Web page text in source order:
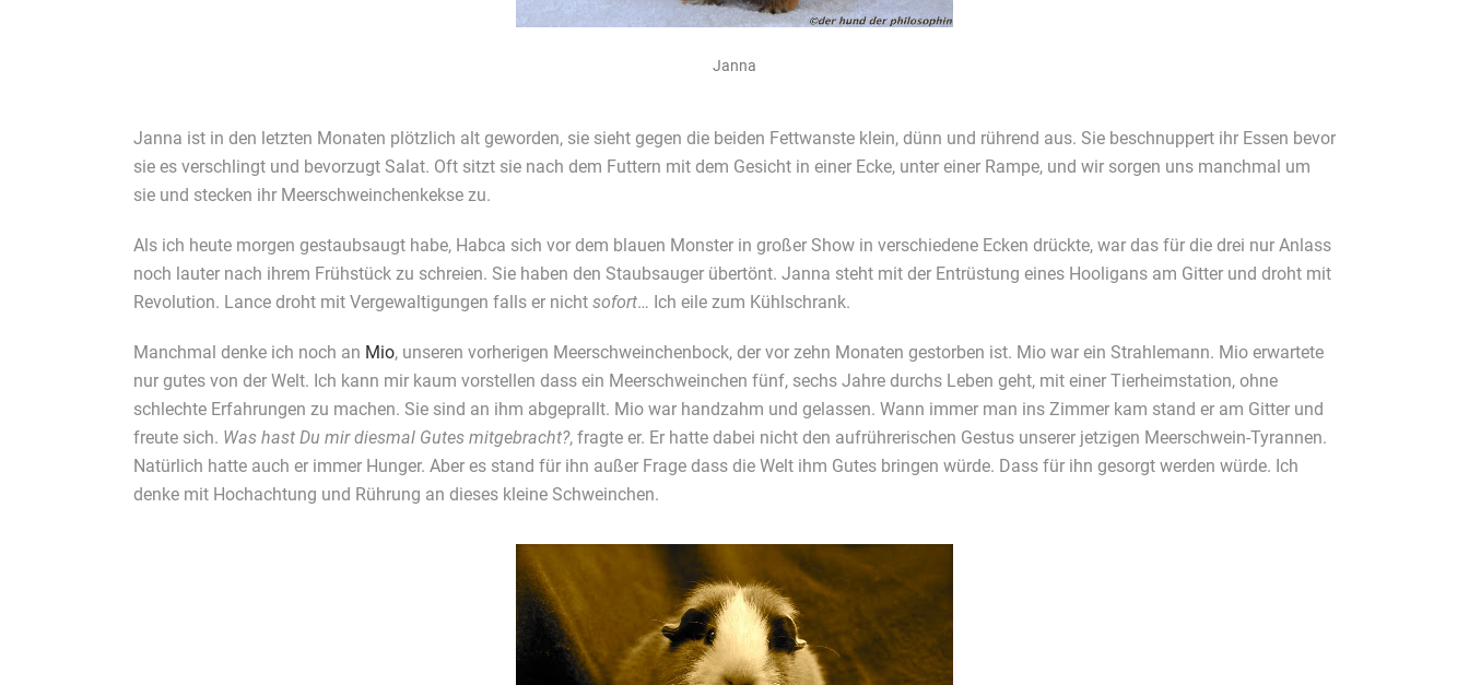
Janna
Janna ist in den letzten Monaten plötzlich alt geworden, sie sieht gegen die beiden Fettwanste klein, dünn und rührend aus. Sie beschnuppert ihr Essen bevor
sie es verschlingt und bevorzugt Salat. Oft sitzt sie nach dem Futtern mit dem Gesicht in einer Ecke, unter einer Rampe, und wir sorgen uns manchmal um
sie und stecken ihr Meerschweinchenkekse zu.
Als ich heute morgen gestaubsaugt habe, Habca sich vor dem blauen Monster in großer Show in verschiedene Ecken drückte, war das für die drei nur Anlass
noch lauter nach ihrem Frühstück zu schreien. Sie haben den Staubsauger übertönt. Janna steht mit der Entrüstung eines Hooligans am Gitter und droht mit
Revolution. Lance droht mit Vergewaltigungen falls er nicht sofort… Ich eile zum Kühlschrank.
Manchmal denke ich noch an Mio, unseren vorherigen Meerschweinchenbock, der vor zehn Monaten gestorben ist. Mio war ein Strahlemann. Mio erwartete
nur gutes von der Welt. Ich kann mir kaum vorstellen dass ein Meerschweinchen fünf, sechs Jahre durchs Leben geht, mit einer Tierheimstation, ohne
schlechte Erfahrungen zu machen. Sie sind an ihm abgeprallt. Mio war handzahm und gelassen. Wann immer man ins Zimmer kam stand er am Gitter und
freute sich. Was hast Du mir diesmal Gutes mitgebracht?, fragte er. Er hatte dabei nicht den aufrührerischen Gestus unserer jetzigen Meerschwein-Tyrannen.
Natürlich hatte auch er immer Hunger. Aber es stand für ihn außer Frage dass die Welt ihm Gutes bringen würde. Dass für ihn gesorgt werden würde. Ich
denke mit Hochachtung und Rührung an dieses kleine Schweinchen.